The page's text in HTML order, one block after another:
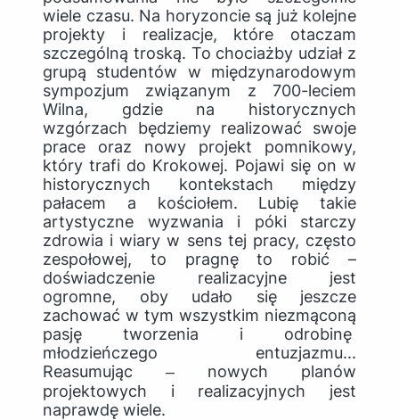
wiele czasu. Na horyzoncie są już kolejne
projekty i realizacje, które otaczam
szczególną troską. To chociażby udział z
grupą studentów w międzynarodowym
sympozjum związanym z 700-leciem
Wilna, gdzie na historycznych
wzgórzach będziemy realizować swoje
prace oraz nowy projekt pomnikowy,
który trafi do Krokowej. Pojawi się on w
historycznych kontekstach między
pałacem a kościołem. Lubię takie
artystyczne wyzwania i póki starczy
zdrowia i wiary w sens tej pracy, często
zespołowej, to pragnę to robić –
doświadczenie realizacyjne jest
ogromne, oby udało się jeszcze
zachować w tym wszystkim niezmąconą
pasję tworzenia i odrobinę
młodzieńczego entuzjazmu...
Reasumując ‒ nowych planów
projektowych i realizacyjnych jest
naprawdę wiele.